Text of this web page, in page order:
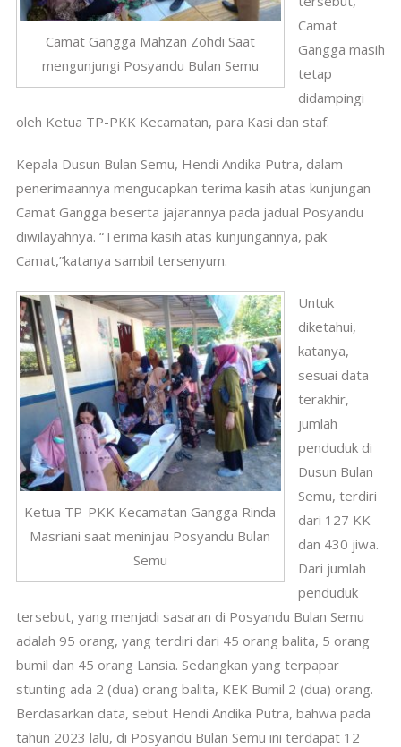
Camat Gangga Mahzan Zohdi Saat
mengunjungi Posyandu Bulan Semu
Camat
Gangga masih
tetap
didampingi
oleh Ketua TP-PKK Kecamatan, para Kasi dan staf.
Kepala Dusun Bulan Semu, Hendi Andika Putra, dalam
penerimaannya mengucapkan terima kasih atas kunjungan
Camat Gangga beserta jajarannya pada jadual Posyandu
diwilayahnya. “Terima kasih atas kunjungannya, pak
Camat,”katanya sambil tersenyum.
Ketua TP-PKK Kecamatan Gangga Rinda
Masriani saat meninjau Posyandu Bulan
Semu
Untuk
diketahui,
katanya,
sesuai data
terakhir,
jumlah
penduduk di
Dusun Bulan
Semu, terdiri
dari 127 KK
dan 430 jiwa.
Dari jumlah
penduduk
tersebut, yang menjadi sasaran di Posyandu Bulan Semu
adalah 95 orang, yang terdiri dari 45 orang balita, 5 orang
bumil dan 45 orang Lansia. Sedangkan yang terpapar
stunting ada 2 (dua) orang balita, KEK Bumil 2 (dua) orang.
Berdasarkan data, sebut Hendi Andika Putra, bahwa pada
tahun 2023 lalu, di Posyandu Bulan Semu ini terdapat 12